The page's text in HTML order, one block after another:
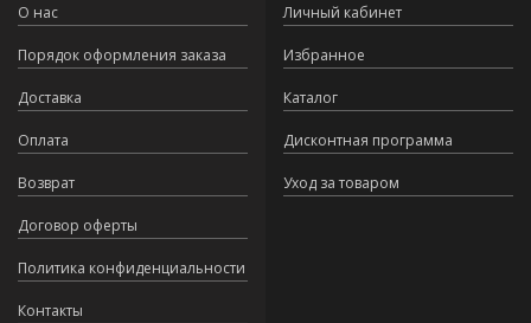
О нас
Порядок оформления заказа
Доставка
Оплата
Возврат
Договор оферты
Политика конфиденциальности
Контакты
Личный кабинет
Избранное
Каталог
Дисконтная программа
Уход за товаром